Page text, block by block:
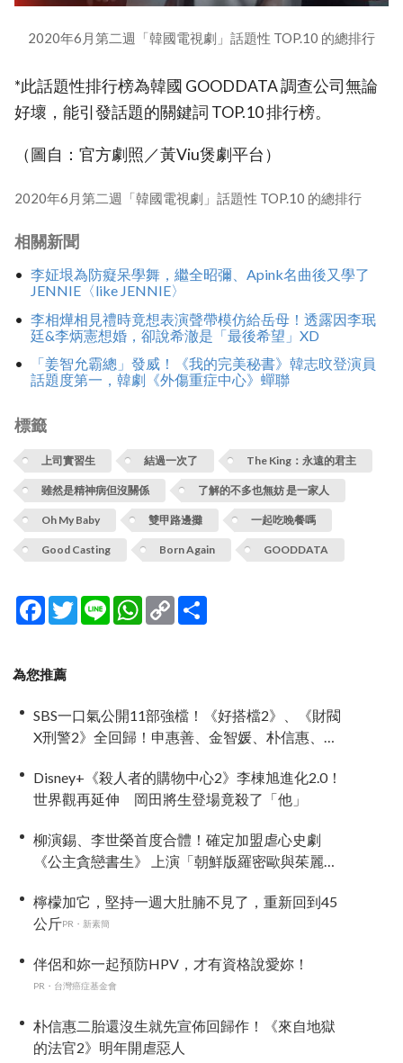
2020年6月第二週「韓國電視劇」話題性 TOP.10 的總排行
*此話題性排行榜為韓國 GOODDATA 調查公司無論
好壞，能引發話題的關鍵詞 TOP.10 排行榜。
（圖自：官方劇照／黃Viu煲劇平台）
2020年6月第二週「韓國電視劇」話題性 TOP.10 的總排行
相關新聞
李姃垠為防癡呆學舞，繼全昭彌、Apink名曲後又學了
JENNIE〈like JENNIE〉
李相燁相見禮時竟想表演聲帶模仿給岳母！透露因李珉
廷&李炳憲想婚，卻說希澈是「最後希望」XD
「姜智允霸總」發威！《我的完美秘書》韓志旼登演員
話題度第一，韓劇《外傷重症中心》蟬聯
標籤
上司實習生 結過一次了 The King：永遠的君主
雖然是精神病但沒關係 了解的不多也無妨 是一家人
Oh My Baby 雙甲路邊攤 一起吃晚餐嗎
Good Casting Born Again GOODDATA
Facebook
TwitterLine WhatsApp
Copy
Link
為您推薦
SBS一口氣公開11部強檔！《好搭檔2》、《財閥
X刑警2》全回歸！申惠善、金智媛、朴信惠、金
Disney+《殺人者的購物中心2》李棟旭進化2.0！
世界觀再延伸 岡田將生登場竟殺了「他」
柳演錫、李世榮首度合體！確定加盟虐心史劇
《公主貪戀書生》 上演「朝鮮版羅密歐與茱麗
檸檬加它，堅持一週大肚腩不見了，重新回到45
公斤PR・新素簡
伴侶和妳一起預防HPV，才有資格說愛妳！
PR・台灣癌症基金會
朴信惠二胎還沒生就先宣佈回歸作！《來自地獄
的法官2》明年開虐惡人